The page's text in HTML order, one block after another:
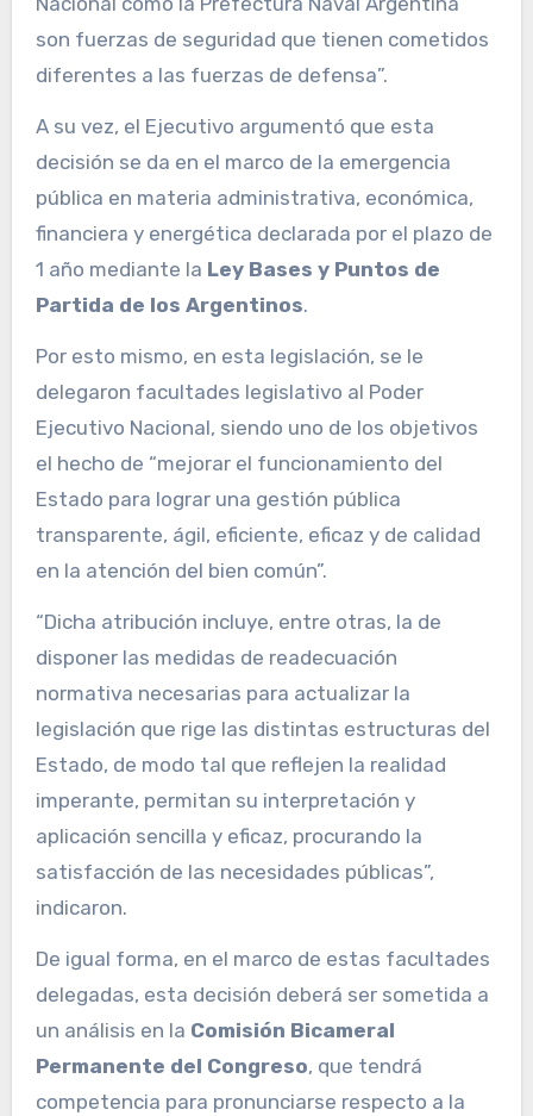
son fuerzas de seguridad que tienen cometidos
diferentes a las fuerzas de defensa”.
A su vez, el Ejecutivo argumentó que esta
decisión se da en el marco de la emergencia
pública en materia administrativa, económica,
financiera y energética declarada por el plazo de
1 año mediante la Ley Bases y Puntos de
Partida de los Argentinos.
Por esto mismo, en esta legislación, se le
delegaron facultades legislativo al Poder
Ejecutivo Nacional, siendo uno de los objetivos
el hecho de “mejorar el funcionamiento del
Estado para lograr una gestión pública
transparente, ágil, eficiente, eficaz y de calidad
en la atención del bien común”.
“Dicha atribución incluye, entre otras, la de
disponer las medidas de readecuación
normativa necesarias para actualizar la
legislación que rige las distintas estructuras del
Estado, de modo tal que reflejen la realidad
imperante, permitan su interpretación y
aplicación sencilla y eficaz, procurando la
satisfacción de las necesidades públicas”,
indicaron.
De igual forma, en el marco de estas facultades
delegadas, esta decisión deberá ser sometida a
un análisis en la Comisión Bicameral
Permanente del Congreso, que tendrá
competencia para pronunciarse respecto a la